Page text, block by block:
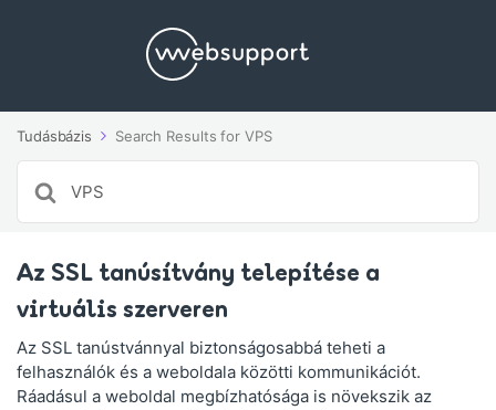
Tudásbázis Search Results for VPS
For
Az SSL tanúsítvány telepítése a
virtuális szerveren
Az SSL tanústvánnyal biztonságosabbá teheti a
felhasználók és a weboldala közötti kommunikációt.
Ráadásul a weboldal megbízhatósága is növekszik az